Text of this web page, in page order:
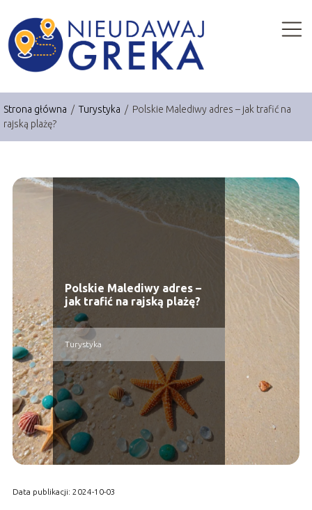
Strona główna / Turystyka / Polskie Malediwy adres – jak trafić na
rajską plażę?
Polskie Malediwy adres –
jak trafić na rajską plażę?
Turystyka
Data publikacji: 2024-10-03